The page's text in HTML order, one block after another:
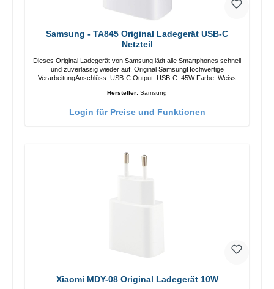
Samsung - TA845 Original Ladegerät USB-C
Netzteil
Dieses Original Ladegerät von Samsung lädt alle Smartphones schnell
und zuverlässig wieder auf. Original SamsungHochwertige
VerarbeitungAnschlüss: USB-C Output: USB-C: 45W Farbe: Weiss
Hersteller: Samsung
Login für Preise und Funktionen
Xiaomi MDY-08 Original Ladegerät 10W